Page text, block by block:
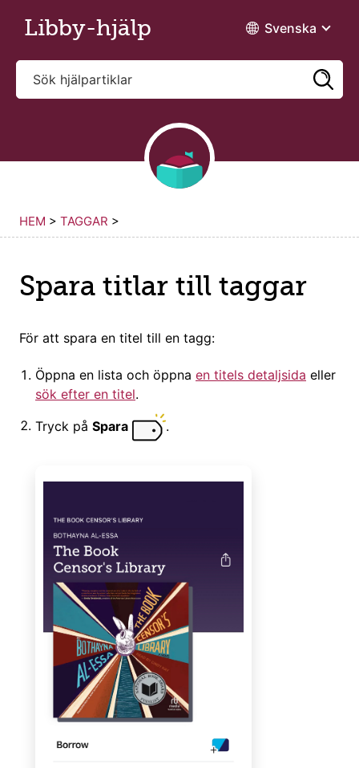
Libby-hjälp Svenska
HEM > TAGGAR >
Spara titlar till taggar
För att spara en titel till en tagg:
Öppna en lista och öppna en titels detaljsida eller
sök efter en titel.
Tryck på Spara .